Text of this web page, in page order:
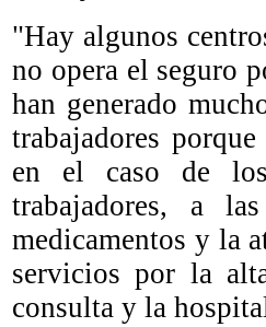
"Hay algunos
no opera el seguro
han generado
trabajadores
en el caso de
trabajadores, a
medicamentos y la
servicios por la
consulta y la